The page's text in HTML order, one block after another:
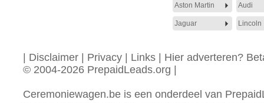
Aston Martin Audi
Jaguar Lincoln
Disclaimer Privacy Links
Hier adverteren?
© 2004-2026 PrepaidLeads.org
Ceremoniewagen.be is een onderdeel van